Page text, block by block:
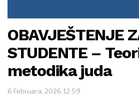
OBAVJEŠTENJE
STUDENTE –
metodika juda
6 Februara, 2026 12:59